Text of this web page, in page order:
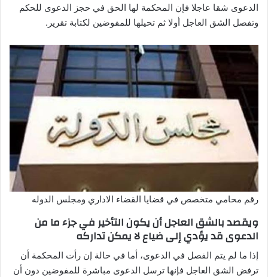
الدعوى شقا عاجلا فإن المحكمة لها الحق في حجز الدعوى للحكم
وتفصل الشق العاجل أولا ثم تحيلها للمفوضين لكتابة تقرير.
رقم محامي متخصص في قضايا القضاء الاداري ومجلس الدوله
ويقصد بالشق العاجل أن يكون التأخير في جزء ما من
الدعوى قد يؤدي إلى ضياع لا يمكن تداركه
إذا ما لم يتم الفصل في الدعوى، أما في حالة إن رأت المحكمة أن
ترفض الشق العاجل فإنها ترسل الدعوى مباشرة للمفوضين دون أن